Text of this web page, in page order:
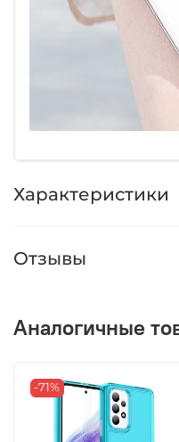
Характеристики
Отзывы
Аналогичные
-71%